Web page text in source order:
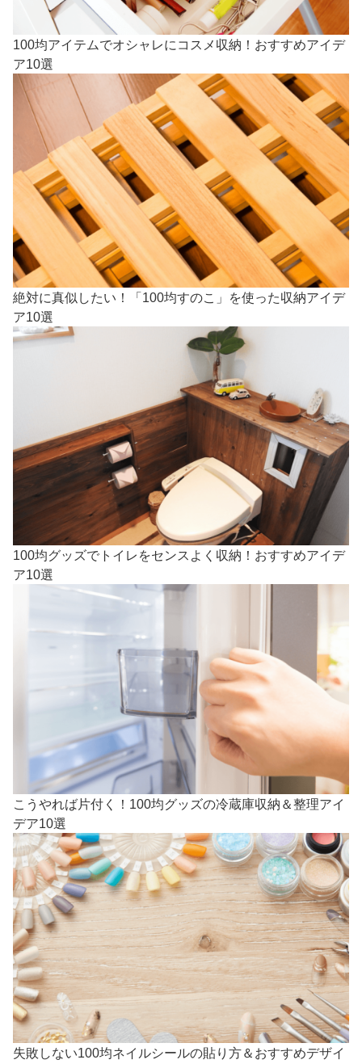
100均アイテムでオシャレにコスメ収納！おすすめアイデ
ア10選
絶対に真似したい！「100均すのこ」を使った収納アイデ
ア10選
100均グッズでトイレをセンスよく収納！おすすめアイデ
ア10選
こうやれば片付く！100均グッズの冷蔵庫収納＆整理アイ
デア10選
失敗しない100均ネイルシールの貼り方＆おすすめデザイ